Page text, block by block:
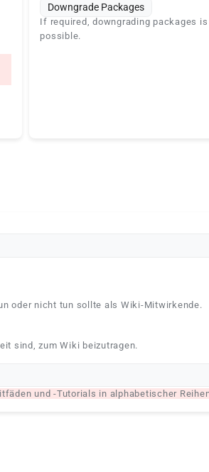
Downgrade Packages
If required, downgrading packages is
possible.
oder nicht tun sollte als Wiki-Mitwirkende.
sind, zum Wiki beizutragen.
und -Tutorials in alphabetischer